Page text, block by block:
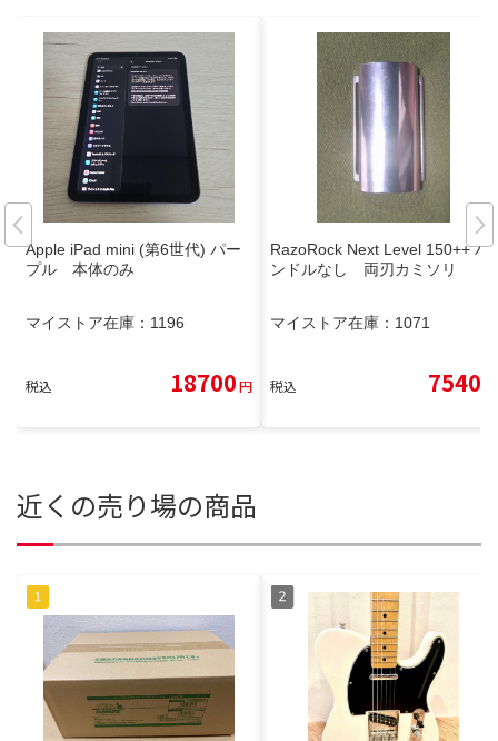
Apple iPad mini (第6世代) パー
プル 本体のみ
マイストア在庫： 1196
税込 18700円
RazoRock Next Level 150++ ハ
ンドルなし 両刃カミソリ
マイストア在庫： 1071
税込 7540
近くの売り場の商品